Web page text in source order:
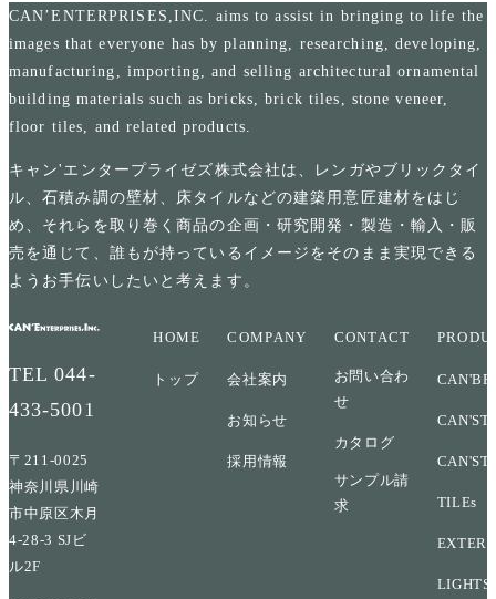
CAN’ENTERPRISES,INC. aims to assist in bringing to life the
images that everyone has by planning, researching, developing,
manufacturing, importing, and selling architectural ornamental
building materials such as bricks, brick tiles, stone veneer,
floor tiles, and related products.
キャン'エンタープライゼズ株式会社は、レンガやブリックタイ
ル、石積み調の壁材、床タイルなどの建築用意匠建材をはじ
め、それらを取り巻く商品の企画・研究開発・製造・輸入・販
売を通じて、誰もが持っているイメージをそのまま実現できる
ようお手伝いしたいと考えます。
TEL044-
433-5001
〒211-0025
神奈川県川崎
市中原区木月
4-28-3 SJビ
ル2F
HOME
トップ
COMPANY
会社案内
お知らせ
採用情報
CONTACT
お問い合わ
せ
カタログ
サンプル請
求
TILEs
LIGHTS